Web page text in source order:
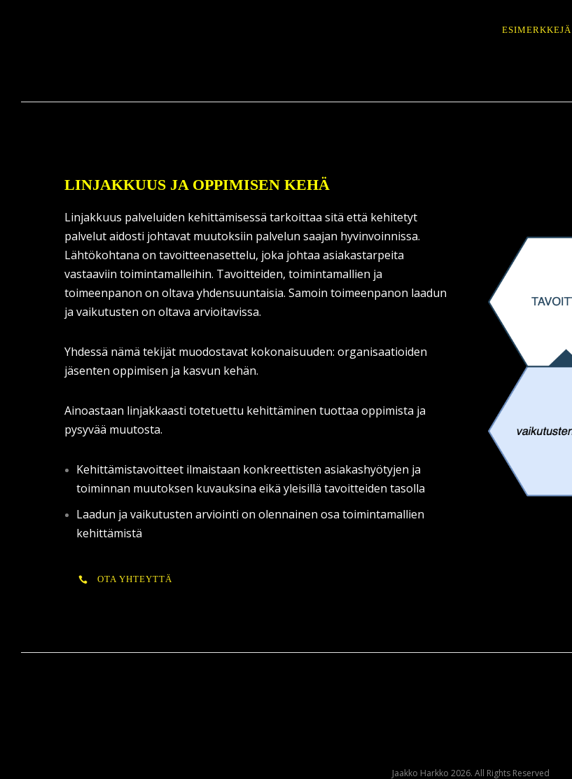
ESIMERKKEJÄ
LINJAKKUUS JA OPPIMISEN KEHÄ
Linjakkuus palveluiden kehittämisessä tarkoittaa sitä että kehitetyt
palvelut aidosti johtavat muutoksiin palvelun saajan hyvinvoinnissa.
Lähtökohtana on tavoitteenasettelu, joka johtaa asiakastarpeita
vastaaviin toimintamalleihin. Tavoitteiden, toimintamallien ja
toimeenpanon on oltava yhdensuuntaisia. Samoin toimeenpanon laadun
ja vaikutusten on oltava arvioitavissa.
Yhdessä nämä tekijät muodostavat kokonaisuuden: organisaatioiden
jäsenten oppimisen ja kasvun kehän.
Ainoastaan linjakkaasti totetuettu kehittäminen tuottaa oppimista ja
pysyvää muutosta.
Kehittämistavoitteet ilmaistaan konkreettisten asiakashyötyjen ja
toiminnan muutoksen kuvauksina eikä yleisillä tavoitteiden tasolla
Laadun ja vaikutusten arviointi on olennainen osa toimintamallien
kehittämistä
OTA YHTEYTTÄ
Jaakko Harkko 2026. All Rights Reserved